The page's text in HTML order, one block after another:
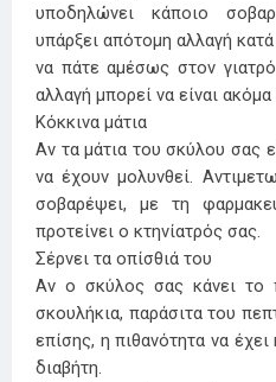
υποδηλώνει κάποιο
υπάρξει απότομη αλλαγή
να πάτε αμέσως στον
αλλαγή μπορεί να είναι ακόμα
Κόκκινα μάτια
Αν τα μάτια του σκύλου σας
να έχουν μολυνθεί.
σοβαρέψει, με τη
προτείνει ο κτηνίατρός σας.
Σέρνει τα οπίσθιά του
Αν ο σκύλος σας κάνει το
σκουλήκια, παράσιτα του
επίσης, η πιθανότητα να
διαβήτη.